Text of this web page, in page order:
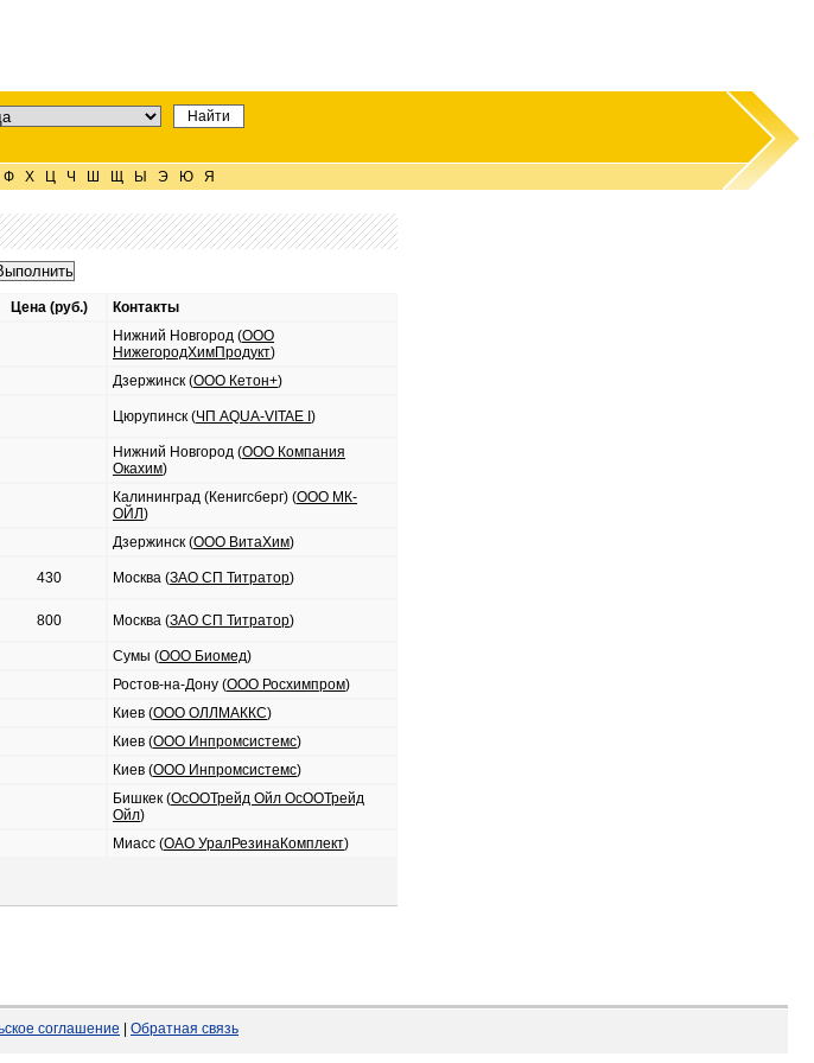
Ф Х Ц Ч Ш Щ Ы Э Ю Я
Цена (руб.)
Контакты
Нижний Новгород (ООО
НижегородХимПродукт)
Дзержинск (ООО Кетон+)
Цюрупинск (ЧП AQUA-VITAE I )
Нижний Новгород (ООО Компания
Окахим)
Калининград (Кенигсберг) (ООО МК-
ОЙЛ)
Дзержинск (ООО ВитаХим)
430 Москва (ЗАО СП Титратор)
800 Москва (ЗАО СП Титратор)
Сумы (ООО Биомед)
Ростов-на-Дону (ООО Росхимпром)
Киев (ООО ОЛЛМАККС)
Киев (ООО Инпромсистемс)
Киев (ООО Инпромсистемс)
Бишкек (ОсООТрейд Ойл ОсООТрейд
Ойл)
Миасс (ОАО УралРезинаКомплект)
соглашение Обратная связь